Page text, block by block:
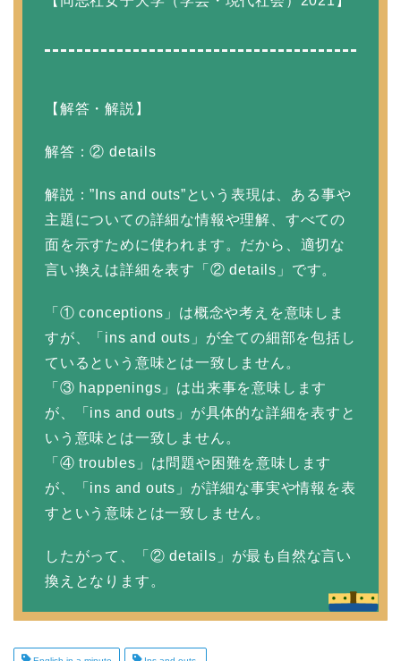
【解答・解説】
解答：② details
解説：”Ins and outs”という表現は、ある事や
主題についての詳細な情報や理解、すべての
面を示すために使われます。だから、適切な
言い換えは詳細を表す「② details」です。
「① conceptions」は概念や考えを意味しま
すが、「ins and outs」が全ての細部を包括し
ているという意味とは一致しません。
「③ happenings」は出来事を意味します
が、「ins and outs」が具体的な詳細を表すと
いう意味とは一致しません。
「④ troubles」は問題や困難を意味します
が、「ins and outs」が詳細な事実や情報を表
すという意味とは一致しません。
したがって、「② details」が最も自然な言い
換えとなります。